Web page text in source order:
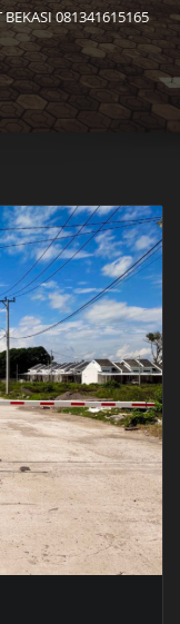
BEKASI 081341615165